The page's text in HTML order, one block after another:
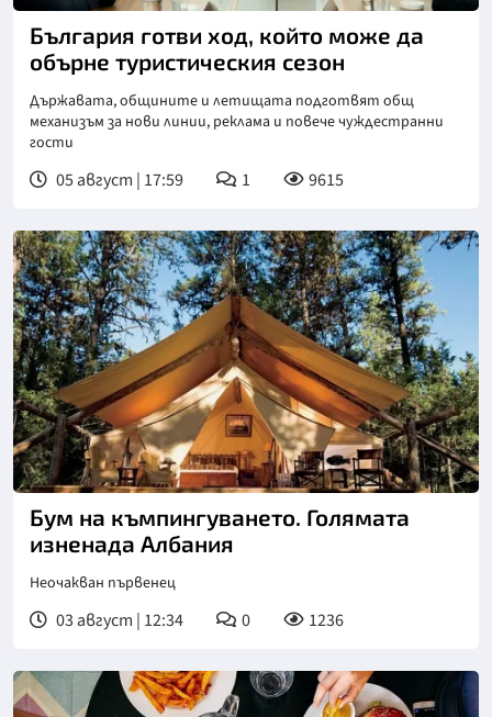
България готви ход, който може да
обърне туристическия сезон
Държавата, общините и летищата подготвят общ
механизъм за нови линии, реклама и повече чуждестранни
гости
05 август | 17:59 1 9615
Бум на къмпингуването. Голямата
изненада Албания
Неочакван първенец
03 август | 12:34 0 1236